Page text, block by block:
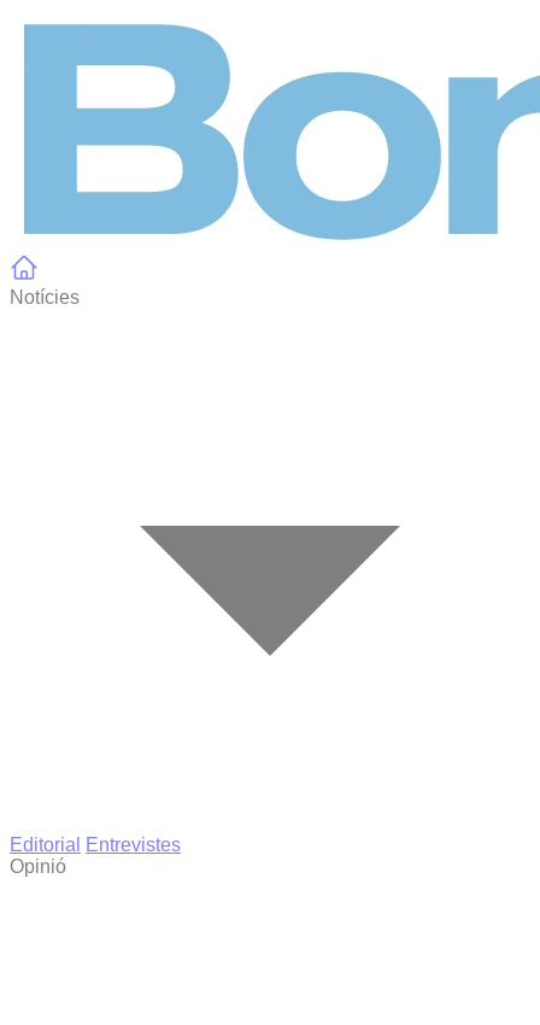
Notícies
Editorial
Entrevistes
Opinió